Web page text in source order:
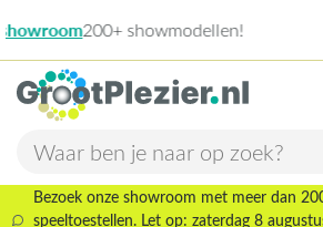
Bezoek onze showroom met meer dan
speeltoestellen. Let op: zaterdag 8